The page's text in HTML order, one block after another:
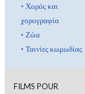
◦ Χορός και
χορογραφία
◦ Ζώα
◦ Ταινίες κωμωδίας
FILMS POUR